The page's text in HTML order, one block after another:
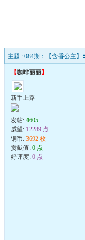
主题 : 084期：【含香公主
【咖啡丽丽】
新手上路
发帖: 4605
威望: 12289 点
铜币: 3692 枚
贡献值: 0 点
好评度: 0 点